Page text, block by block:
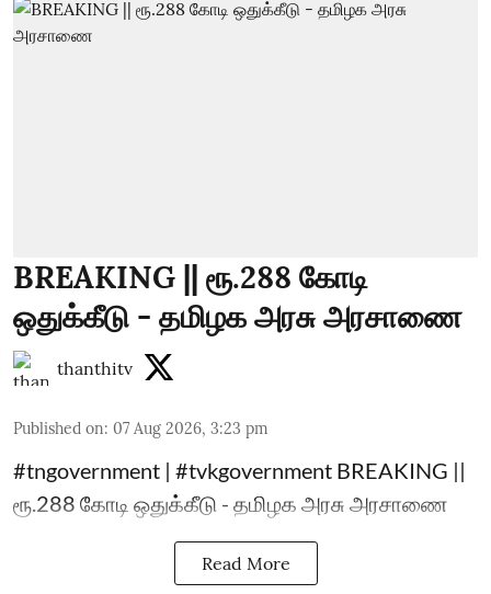
BREAKING || ரூ.288 கோடி
ஒதுக்கீடு - தமிழக அரசு அரசாணை
thanthitv
Published on: 07 Aug 2026, 3:23 pm
#tngovernment | #tvkgovernment BREAKING ||
ரூ.288 கோடி ஒதுக்கீடு - தமிழக அரசு அரசாணை
Read More